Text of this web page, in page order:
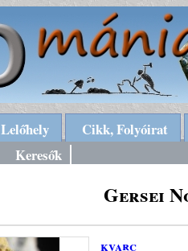
Lelőhely
Cikk, Folyóirat
Keresők
Gersei
kvarc